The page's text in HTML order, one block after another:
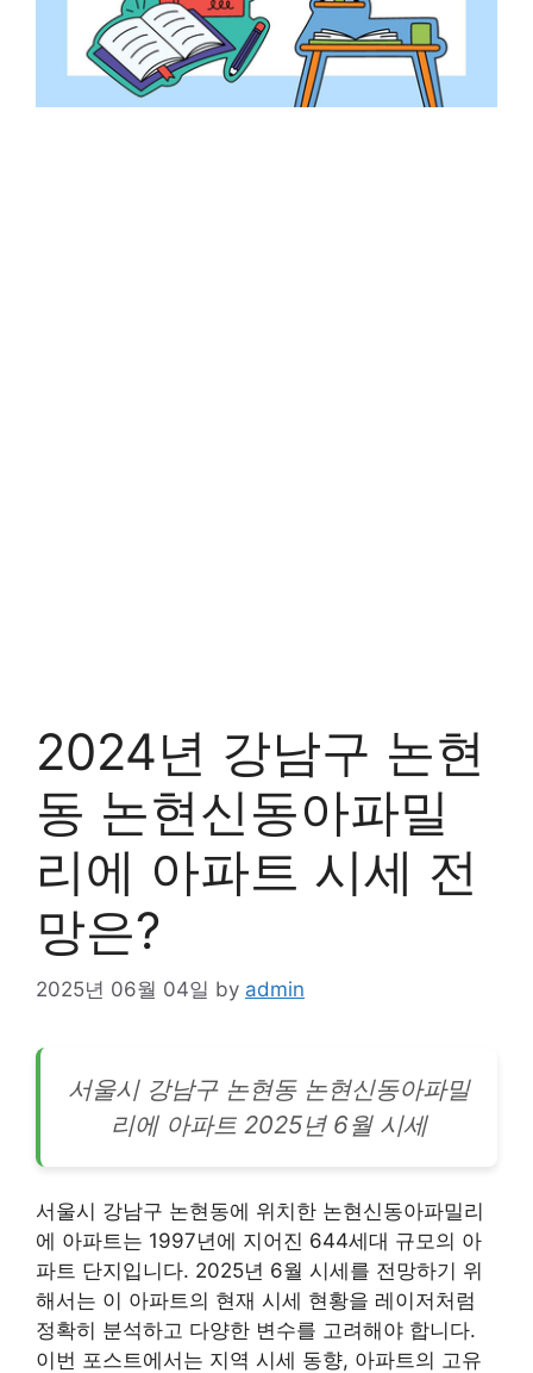
2024년 강남구 논현
동 논현신동아파밀
리에 아파트 시세 전
망은?
2025년 06월 04일 by admin
서울시 강남구 논현동 논현신동아파밀
리에 아파트 2025년 6월 시세
서울시 강남구 논현동에 위치한 논현신동아파밀리
에 아파트는 1997년에 지어진 644세대 규모의 아
파트 단지입니다. 2025년 6월 시세를 전망하기 위
해서는 이 아파트의 현재 시세 현황을 레이 저처럼
정확히 분석하고 다양한 변수를 고려해야 합니다.
이번 포스트에서는 지역 시세 동향, 아파트의 고유